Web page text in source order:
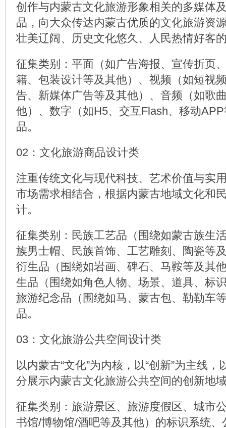
创作与内蒙古文化旅游形象相关的多媒体
品，向大众传达内蒙古优质的文化旅游资
壮美辽阔、历史文化悠久、人民热情好客
征集类别：平面（如广告海报、宣传折页
籍、包装设计等及其他）、视频（如短视
告、新媒体广告等及其他）、音频（如歌
他）、数字（如H5、交互Flash、移动
品。
02：文化旅游商品设计类
注重传统文化与现代科技、艺术价值与实
市场需求相结合，根据内蒙古地域文化和
计。
征集类别：民族工艺品（围绕如蒙古族生
族男士帽、民族首饰、工艺雕刻、陶瓷等
衍生品（围绕如岩画、碑石、马鞍等及其
生品（围绕如角色人物、场景、道具、标
旅游纪念品（围绕如马、蒙古包、勒勒车
品。
03：文化旅游公共空间设计类
以内蒙古“文化”为内核，以“创新”为主线，
分展示内蒙古文化旅游公共空间的创新地
征集类别：旅游景区、旅游度假区、城市
书馆/博物馆/酒吧等及其他）的标识系统